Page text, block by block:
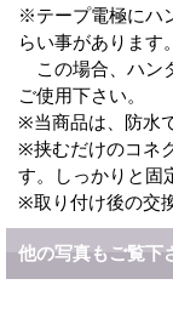
※テープ電極にハ
らい事があります。
この場合、ハン
ご使用下さい。
※当商品は、防水
※挟むだけのコネ
す。しっかりと固
※取り付け後の交
他の写真もご覧下